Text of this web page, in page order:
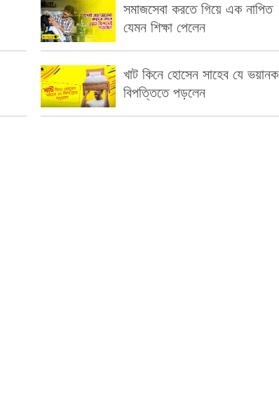
সমাজসেবা করতে গিয়ে এক নাপিত
যেমন শিক্ষা পেলেন
খাট কিনে হোসেন সাহেব যে ভয়ানক
বিপত্তিতে পড়লেন